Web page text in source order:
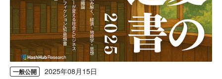
一般公開
2025年08月15日